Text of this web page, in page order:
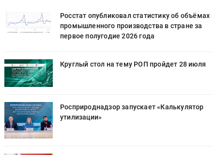
Росстат опубликовал статистику об объёмах
промышленного производства в стране за
первое полугодие 2026 года
Круглый стол на тему РОП пройдет 28 июля
Росприроднадзор запускает «Калькулятор
утилизации»